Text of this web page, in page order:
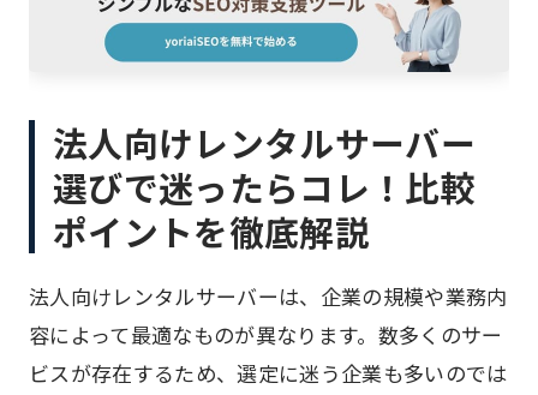
法人向けレンタルサーバー
選びで迷ったらコレ！比較
ポイントを徹底解説
法人向けレンタルサーバーは、企業の規模や業務内
容によって最適なものが異なります。数多くのサー
ビスが存在するため、選定に迷う企業も多いのでは